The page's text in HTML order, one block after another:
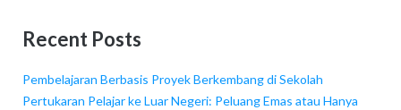
Recent Posts
Pembelajaran Berbasis Proyek Berkembang di Sekolah
Pertukaran Pelajar ke Luar Negeri: Peluang Emas atau Hanya